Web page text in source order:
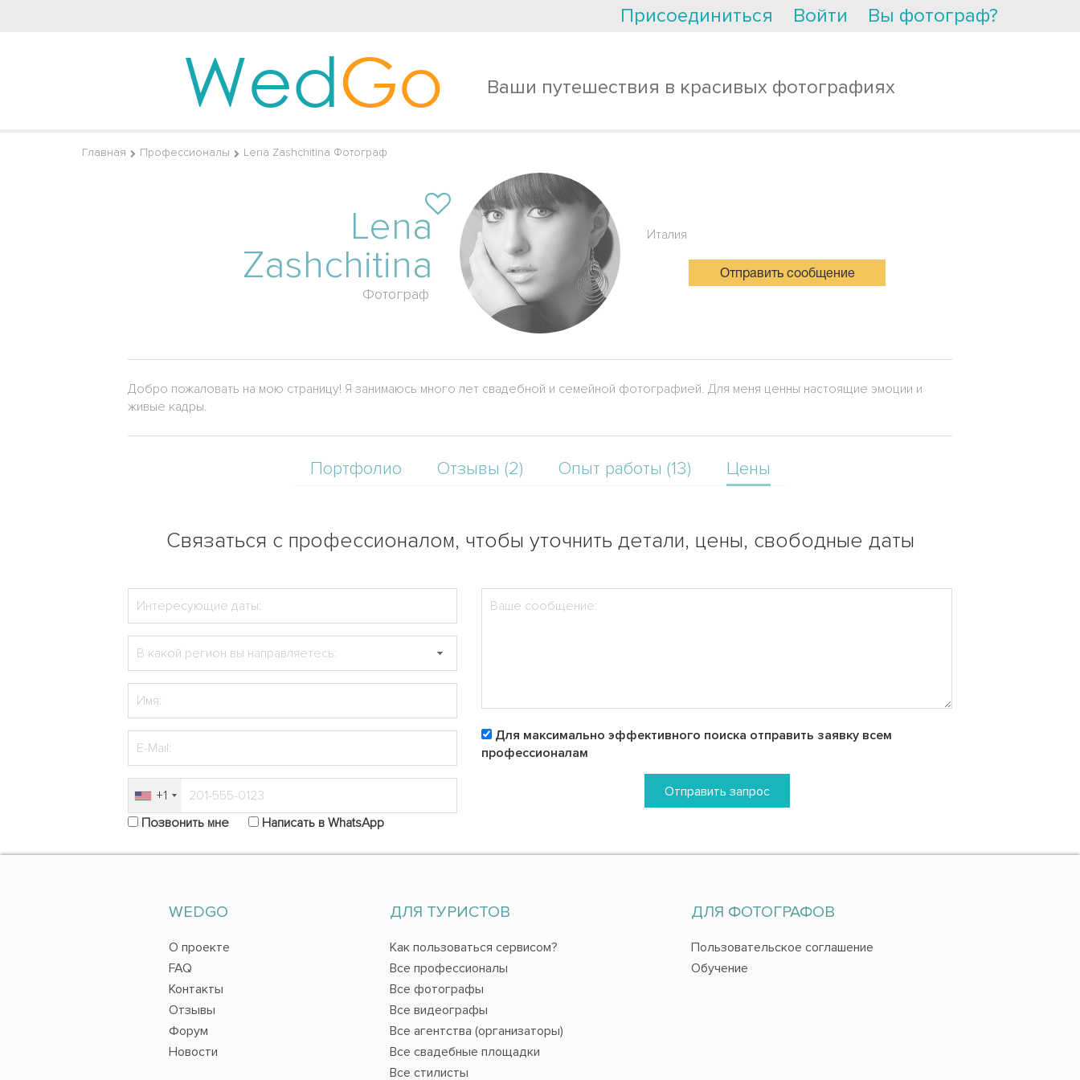
Присоединиться Войти Вы фотограф?
WedGo Ваши путешествия в красивых фотографиях
Главная Профессионалы Lena Zashchitina Фотограф
Lena
Zashchitina
Фотограф
Италия
Отправить сообщение
Добро пожаловать на мою страницу! Я занимаюсь много лет свадебной и семейной фотографией. Для меня ценны настоящие эмоции и
живые кадры.
Портфолио Отзывы (2) Опыт работы (13) Цены
Связаться с профессионалом, чтобы уточнить детали, цены, свободные даты
+1
Позвонить мне
Написать в WhatsApp
Для максимально эффективного поиска отправить заявку всем
профессионалам
Отправить запрос
WEDGO
О проекте
FAQ
Контакты
Отзывы
Форум
Новости
ДЛЯ ТУРИСТОВ
Как пользоваться сервисом?
Все профессионалы
Все фотографы
Все видеографы
Все агентства (организаторы)
Все свадебные площадки
Все стилисты
ДЛЯ ФОТОГРАФОВ
Пользовательское соглашение
Обучение